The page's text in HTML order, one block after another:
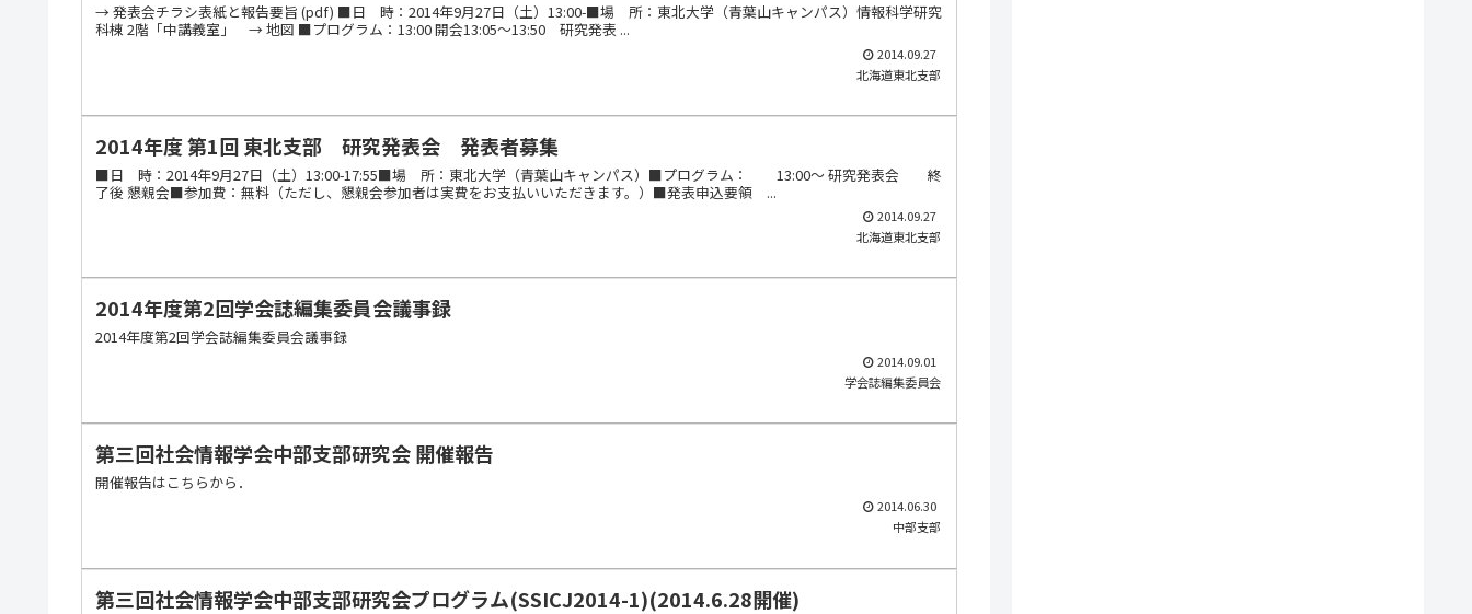
→ 発表会チラシ表紙と報告要旨 (pdf) ■日 時：2014年9月27日（土）13:00-■場 所：東北大学（青葉山キャンパス）情報科学研究
科棟 2階「中講義室」 → 地図 ■プログラム：13:00 開会13:05～13:50 研究発表 ...
2014.09.27
北海道東北支部
2014年度 第1回 東北支部 研究発表会 発表者募集
■日 時：2014年9月27日（土）13:00-17:55■場 所：東北大学（青葉山キャンパス）■プログラム： 13:00～ 研究発表会 終
了後 懇親会■参加費：無料（ただし、懇親会参加者は実費をお支払いいただきます。）■発表申込要領 ...
2014.09.27
北海道東北支部
2014年度第2回学会誌編集委員会議事録
2014年度第2回学会誌編集委員会議事録
2014.09.01
学会誌編集委員会
第三回社会情報学会中部支部研究会 開催報告
開催報告はこちらから．
2014.06.30
中部支部
第三回社会情報学会中部支部研究会プログラム(SSICJ2014-1)(2014.6.28開催)